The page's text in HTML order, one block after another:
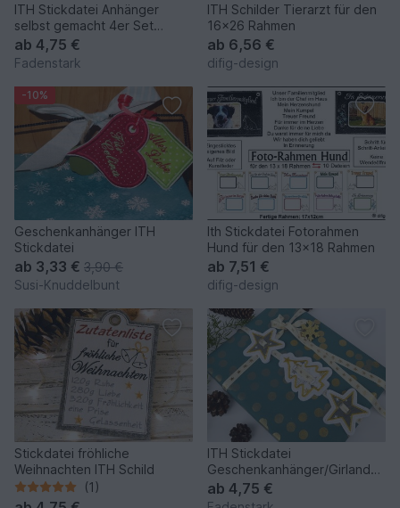
ITH Stickdatei Anhänger
selbst gemacht 4er Set
10x10cm Rahmen
ab 4,75 €
Fadenstark
ITH Schilder Tierarzt für den
16x26 Rahmen
ab 6,56 €
difig-design
-10%
Geschenkanhänger ITH
Stickdatei
ab 3,33 € 3,90 €
Susi-Knuddelbunt
Ith Stickdatei Fotorahmen
Hund für den 13x18 Rahmen
ab 7,51 €
difig-design
Stickdatei fröhliche
Weihnachten ITH Schild
(1)
ITH Stickdatei
Geschenkanhänger/Girlande
für 10x10cm und 13x18cm
Rahmen
ab 4,75 €